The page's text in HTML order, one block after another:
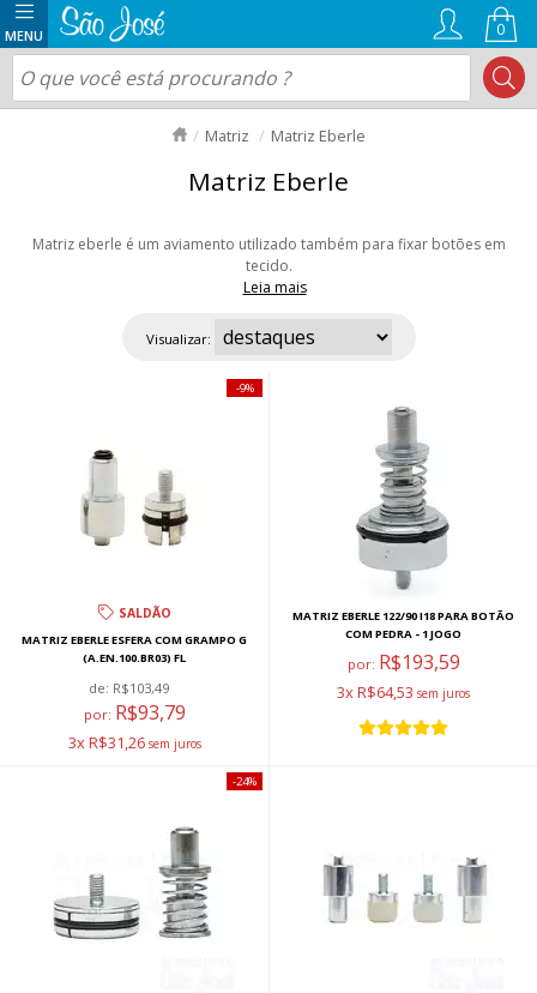
0
Matriz Matriz Eberle
Matriz Eberle
Matriz eberle é um aviamento utilizado também para fixar botões em
tecido.
Leia mais
pressão etc. Tudo o que você precisa está aqui! Aproveite nossas ofertas e
envio rápido para todo Brasil!
Visualizar:
SALDÃO
MATRIZ EBERLE ESFERA COM GRAMPO G
(A.EN.100.BR03) FL
de: R$103,49
por: R$93,79
3x R$31,26
9%
MATRIZ EBERLE 122/90 I18 PARA BOTÃO
COM PEDRA - 1 JOGO
por: R$193,59
3x R$64,53
24%